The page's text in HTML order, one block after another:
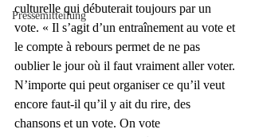
Pressemitteilung
culturelle qui débuterait toujours par un
vote. « Il s’agit d’un entraînement au vote et
le compte à rebours permet de ne pas
oublier le jour où il faut vraiment aller voter.
N’importe qui peut organiser ce qu’il veut
encore faut-il qu’il y ait du rire, des
chansons et un vote. On vote